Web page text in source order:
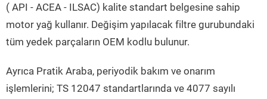
( API - ACEA - ILSAC) kalite standart belgesine sahip
motor yağ kullanır. Değişim yapılacak filtre gurubundaki
tüm yedek parçaların OEM kodlu bulunur.
Ayrıca Pratik Araba, periyodik bakım ve onarım
işlemlerini; TS 12047 standartlarında ve 4077 sayılı